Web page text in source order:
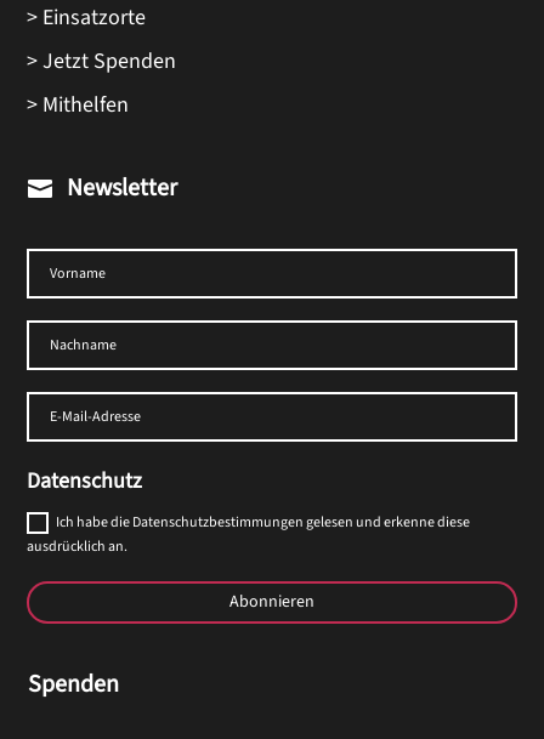
> Einsatzorte
> Jetzt Spenden
> Mithelfen
 Newsletter
Datenschutz
Ich habe die Datenschutzbestimmungen gelesen und erkenne diese
ausdrücklich an.
Abonnieren
Spenden